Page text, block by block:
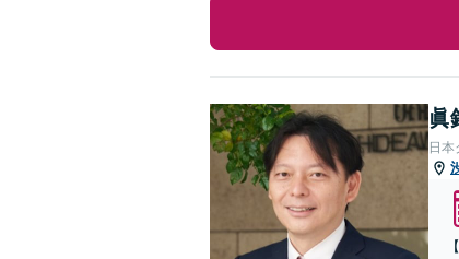
眞
日